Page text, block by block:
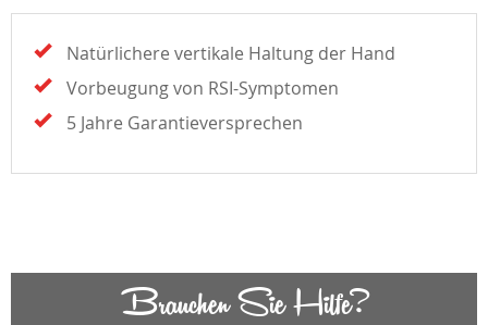
Natürlichere vertikale Haltung der Hand
Vorbeugung von RSI-Symptomen
5 Jahre Garantieversprechen
Brauchen Sie Hilfe?